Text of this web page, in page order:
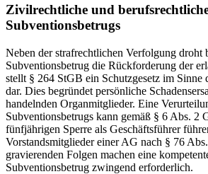
Zivilrechtliche und
Subventionsbetrugs
Neben der strafrechtlichen Verfolgung droht
Subventionsbetrug die Rückforderung der
stellt § 264 StGB ein Schutzgesetz im Sinne
dar. Dies begründet persönliche
handelnden Organmitglieder. Eine
Subventionsbetrugs kann gemäß § 6 Abs. 2
fünfjährigen Sperre als Geschäftsführer
Vorstandsmitglieder einer AG nach § 76
gravierenden Folgen machen eine
Subventionsbetrug zwingend erforderlich.